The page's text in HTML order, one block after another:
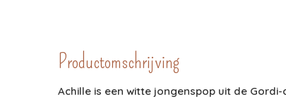
Productomschrijving
Achille is een witte jongenspop uit de